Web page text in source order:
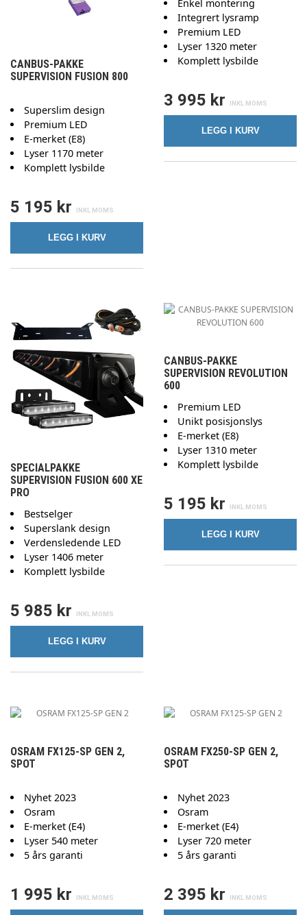
CANBUS-PAKKE
SUPERVISION FUSION 800
Superslim design
Premium LED
E-merket (E8)
Lyser 1170 meter
Komplett lysbilde
5 195 kr
LEGG I KURV
Enkel montering
Integrert lysramp
Premium LED
Lyser 1320 meter
Komplett lysbilde
3 995 kr
LEGG I KURV
SPECIALPAKKE
SUPERVISION FUSION 600 XE
PRO
Bestselger
Superslank design
Verdensledende LED
Lyser 1406 meter
Komplett lysbilde
5 985 kr
LEGG I KURV
CANBUS-PAKKE
SUPERVISION REVOLUTION
600
Premium LED
Unikt posisjonslys
E-merket (E8)
Lyser 1310 meter
Komplett lysbilde
5 195 kr
LEGG I KURV
OSRAM FX125-SP GEN 2,
SPOT
Nyhet 2023
Osram
E-merket (E4)
Lyser 540 meter
5 års garanti
1 995 kr
OSRAM FX250-SP GEN 2,
SPOT
Nyhet 2023
Osram
E-merket (E4)
Lyser 720 meter
5 års garanti
2 395 kr